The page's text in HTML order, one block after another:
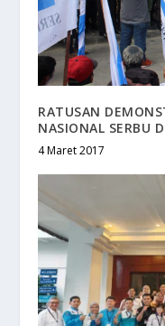
RATUSAN
NASIONAL SERBU
4 Maret 2017